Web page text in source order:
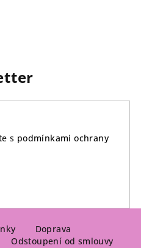
s podmínkami ochrany
Doprava
Odstoupení od smlouvy